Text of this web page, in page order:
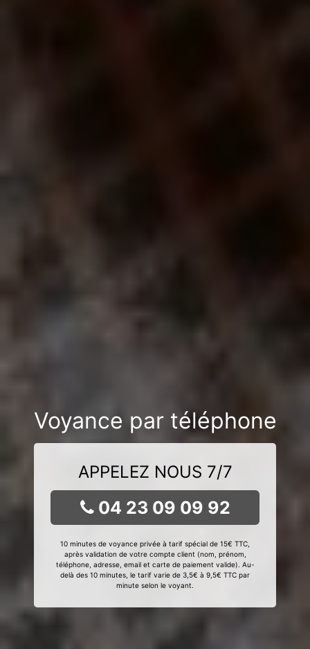
Voyance par téléphone
APPELEZ NOUS 7/7
04 23 09 09 92
10 minutes de voyance privée à tarif spécial de 15€ TTC,
après validation de votre compte client (nom, prénom,
téléphone, adresse, email et carte de paiement valide). Au-
delà des 10 minutes, le tarif varie de 3,5€ à 9,5€ TTC par
minute selon le voyant.